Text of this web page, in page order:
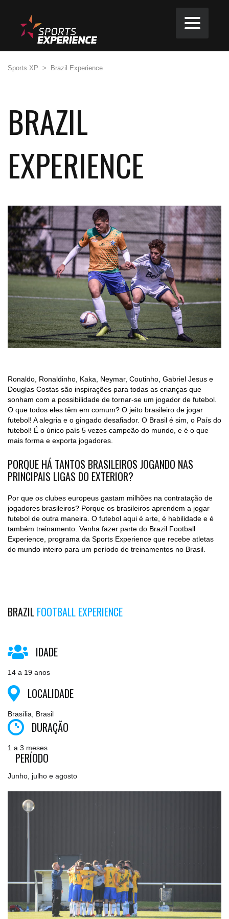
Sports XP > Brazil Experience
BRAZIL
EXPERIENCE
Ronaldo, Ronaldinho, Kaka, Neymar, Coutinho, Gabriel Jesus e
Douglas Costas são inspirações para todas as crianças que
sonham com a possibilidade de tornar-se um jogador de futebol.
O que todos eles têm em comum? O jeito brasileiro de jogar
futebol! A alegria e o gingado desafiador. O Brasil é sim, o País do
futebol! É o único país 5 vezes campeão do mundo, e é o que
mais forma e exporta jogadores.
PORQUE HÁ TANTOS BRASILEIROS JOGANDO NAS
PRINCIPAIS LIGAS DO EXTERIOR?
Por que os clubes europeus gastam milhões na contratação de
jogadores brasileiros? Porque os brasileiros aprendem a jogar
futebol de outra maneira. O futebol aqui é arte, é habilidade e é
também treinamento. Venha fazer parte do Brazil Football
Experience, programa da Sports Experience que recebe atletas
do mundo inteiro para um período de treinamentos no Brasil.
BRAZIL FOOTBALL EXPERIENCE
IDADE
14 a 19 anos
LOCALIDADE
Brasília, Brasil
DURAÇÃO
1 a 3 meses
PERÍODO
Junho, julho e agosto